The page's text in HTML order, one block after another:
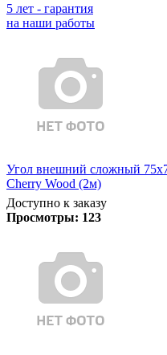
5 лет - гарантия
на наши работы
Угол внешний сложный
Cherry Wood (2м)
Доступно к заказу
Просмотры: 123